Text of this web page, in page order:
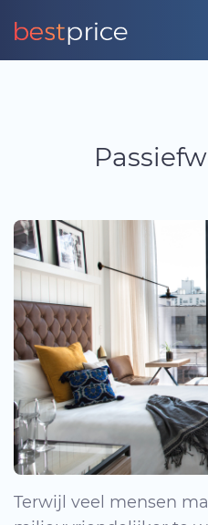
Terwijl veel mensen